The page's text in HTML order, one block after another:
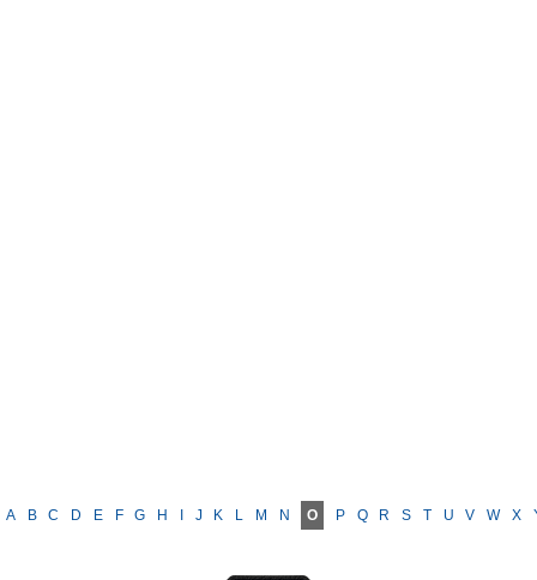
A B C D E F G H J K L M N O P Q R S T U V W X